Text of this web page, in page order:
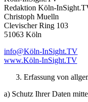
Redaktion Köln-
Christoph Muelln
Clevischer Ring 103
51063 Köln
info@Köln-InSight.TV
www.Köln-InSight.TV
Erfassung von
a) Schutz Ihrer Daten